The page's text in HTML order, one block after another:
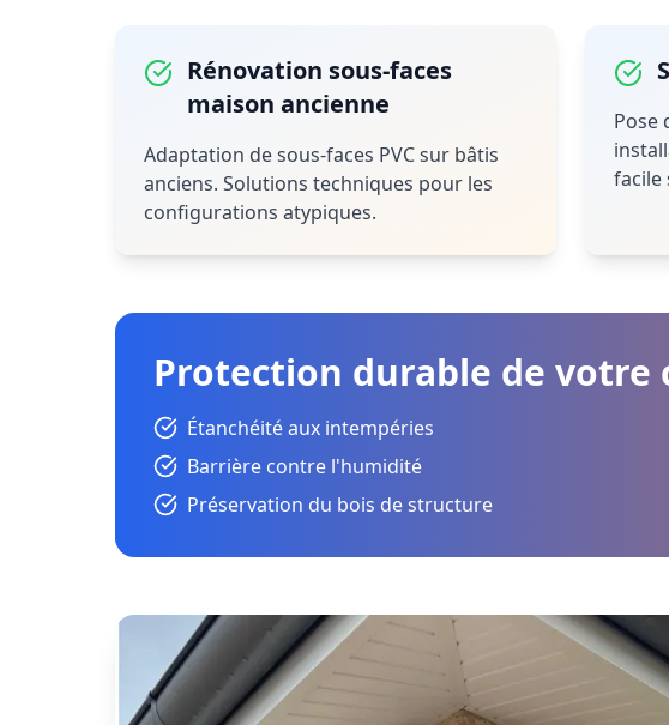
Rénovation sous-faces
maison ancienne
Adaptation de sous-faces PVC sur bâtis
anciens. Solutions techniques pour les
configurations atypiques.
Pose
facile
Protection durable de votre
Étanchéité aux intempéries
Barrière contre l'humidité
Préservation du bois de structure